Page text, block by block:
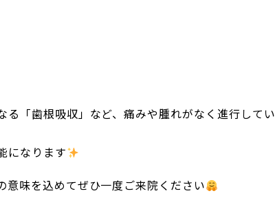
「歯根吸収」など、痛みや腫れがなく進行してい
になります
味を込めてぜひ一度ご来院ください